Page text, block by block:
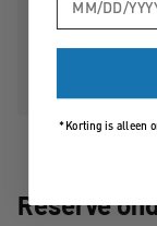
129,95
Reserve
*Korting is alleen